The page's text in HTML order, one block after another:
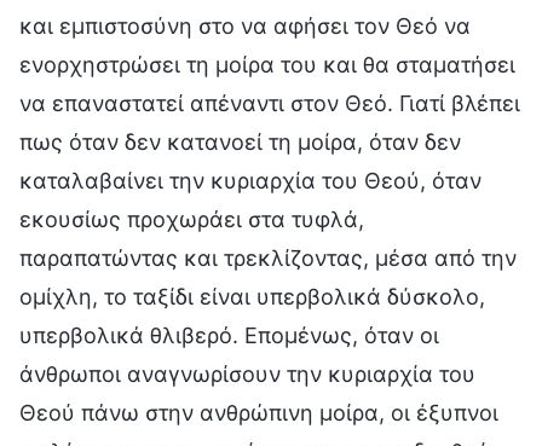
και εμπιστοσύνη στο να αφήσει τον Θεό να
ενορχηστρώσει τη μοίρα του και θα σταματήσει
να επαναστατεί απέναντι στον Θεό. Γιατί βλέπει
πως όταν δεν κατανοεί τη μοίρα, όταν δεν
καταλαβαίνει την κυριαρχία του Θεού, όταν
εκουσίως προχωράει στα τυφλά,
παραπατώντας και τρεκλίζοντας, μέσα από την
ομίχλη, το ταξίδι είναι υπερβολικά δύσκολο,
υπερβολικά θλιβερό. Επομένως, όταν οι
άνθρωποι αναγνωρίσουν την κυριαρχία του
Θεού πάνω στην ανθρώπινη μοίρα, οι έξυπνοι